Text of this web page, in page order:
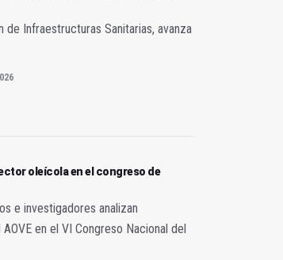
de Infraestructuras Sanitarias, avanza
oleícola en el congreso de
e investigadores analizan
en el VI Congreso Nacional del